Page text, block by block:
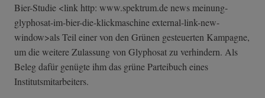
Bier-Studie <link http: www.spektrum.de news meinung-
glyphos­at-im-bier-die-­klickmaschine external-link-new-
window>als Teil einer von den Grünen gesteuerten Kampagne,
um die weitere Zulassung von Glyphosat zu verhindern. Als
Beleg dafür genügte ihm das grüne Parteibuch eines
Institutsmitarbeiters.